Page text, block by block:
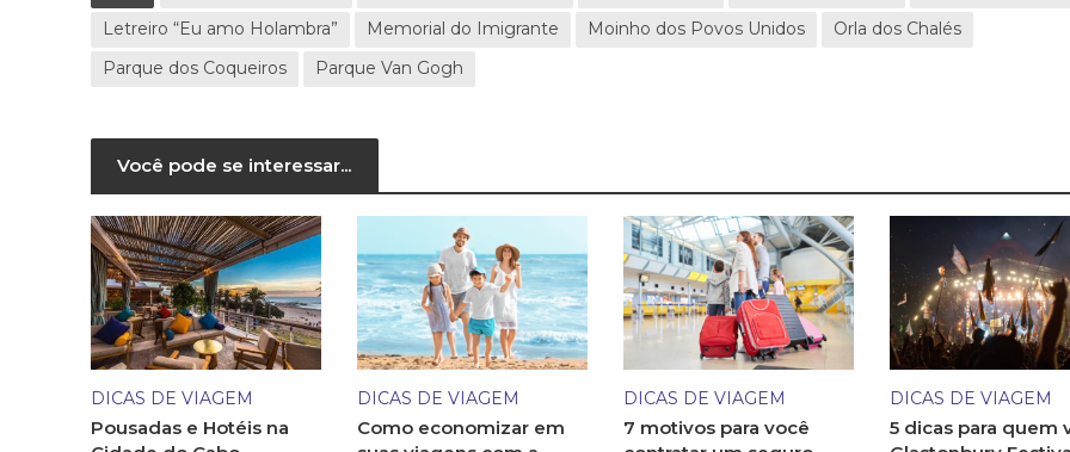
Letreiro “Eu amo Holambra”
Memorial do Imigrante Moinho dos Povos Unidos
Orla dos Chalés
Parque dos Coqueiros
Parque Van Gogh
Você pode se interessar...
DICAS DE VIAGEM
Pousadas e Hotéis na
DICAS DE VIAGEM
Como economizar em
DICAS DE VIAGEM
7 motivos para você
DICAS DE VIAGEM
5 dicas para quem